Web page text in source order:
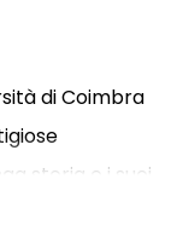
di Coimbra
storia e i suoi
tra i